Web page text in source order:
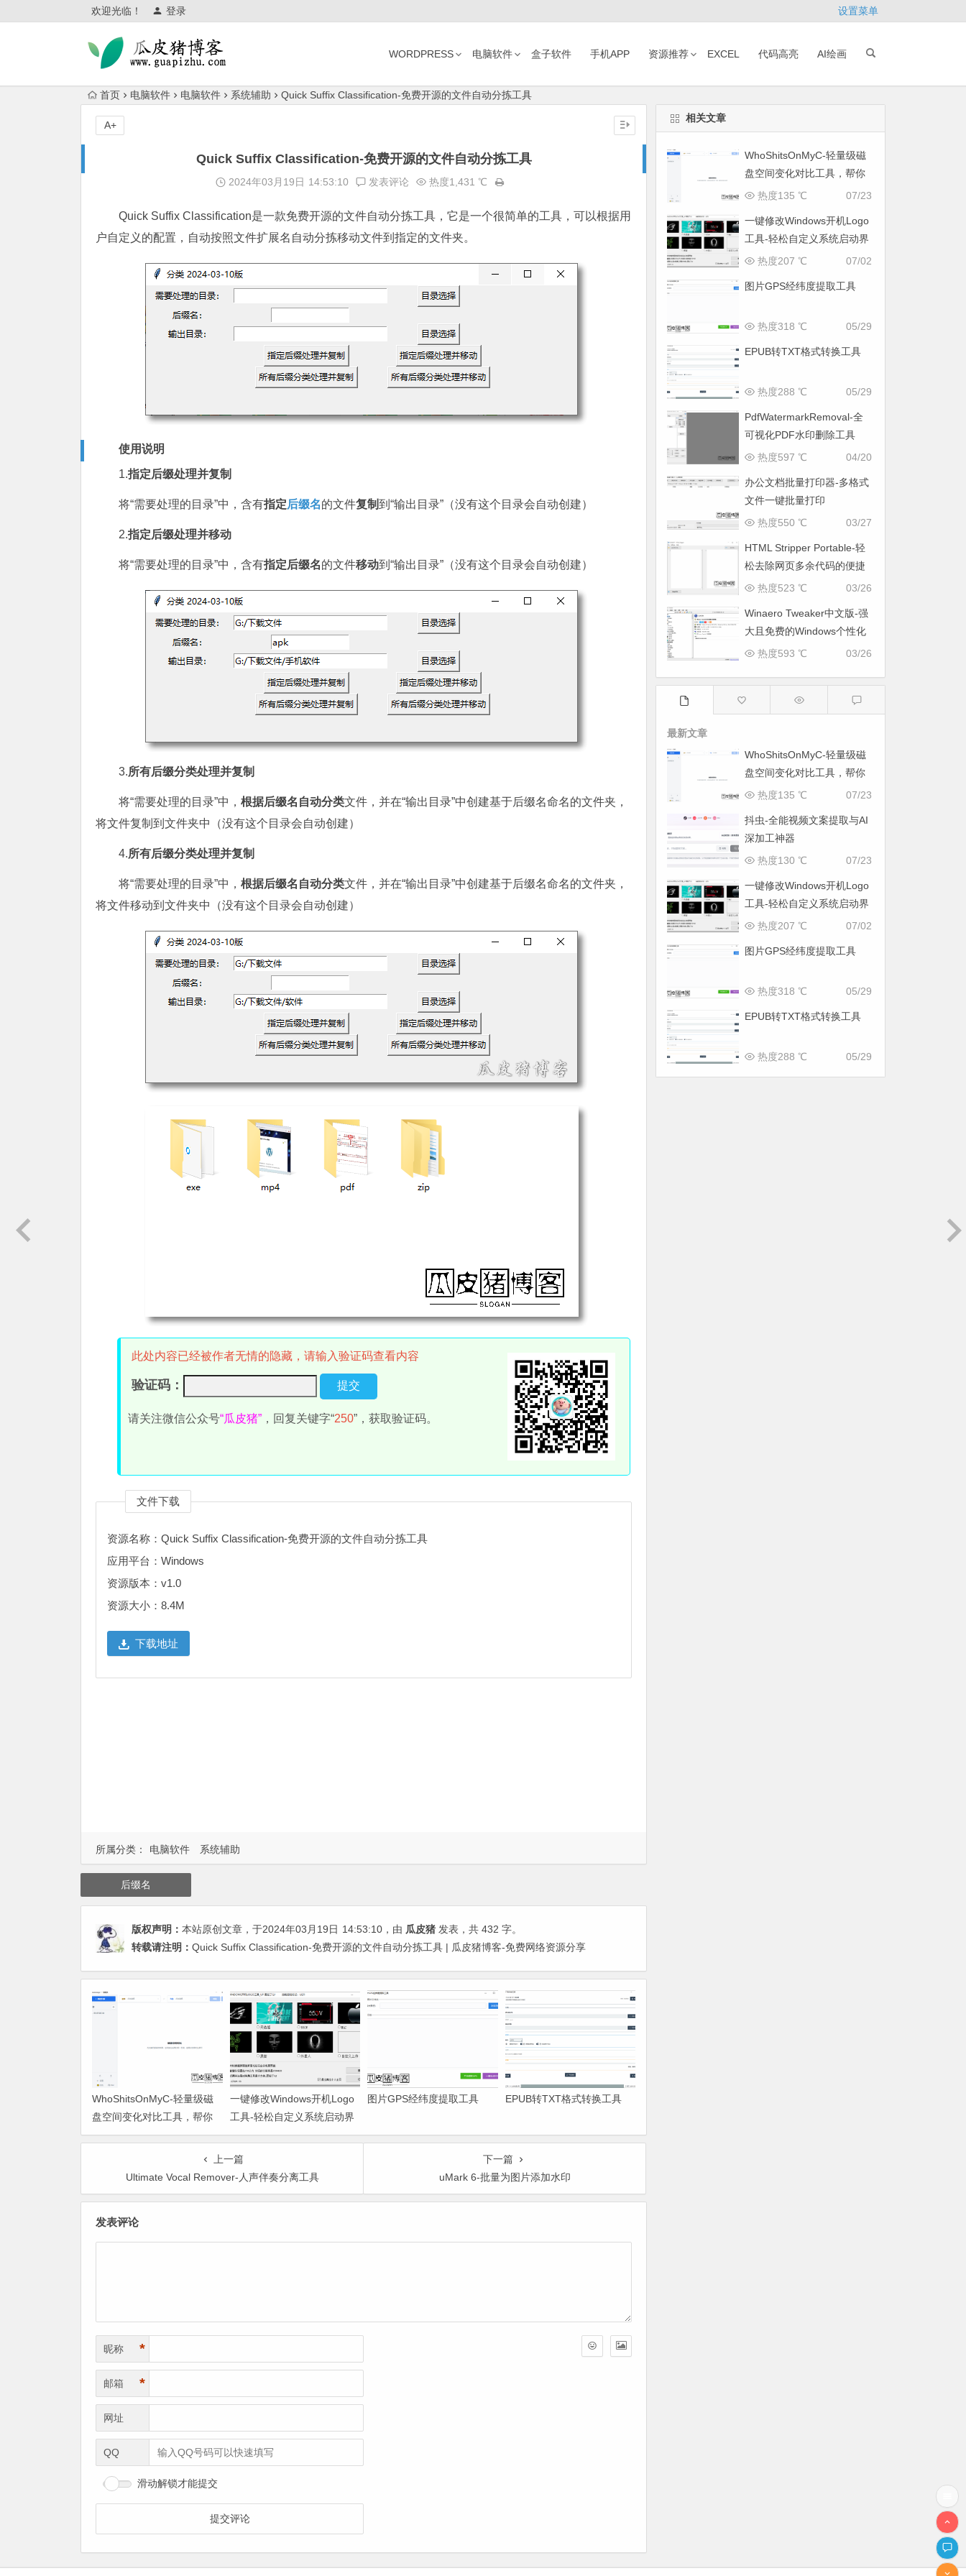
欢迎光临！ 登录 设置菜单
WORDPRESS 电脑软件 盒子软件 手机APP 资源推荐 EXCEL 代码高亮 AI绘画
首页 电脑软件 电脑软件 系统辅助 Quick Suffix Classification-免费开源的文件自动分拣工具
Quick Suffix Classification-免费开源的文件自动分拣工具
2024年03月19日 14:53:10 发表评论 热度1,431 ℃
Quick Suffix Classification是一款免费开源的文件自动分拣工具，它是一个很简单的工具，可以根据用
户自定义的配置，自动按照文件扩展名自动分拣移动文件到指定的文件夹。
使用说明
1.指定后缀处理并复制
将“需要处理的目录”中，含有指定后缀名的文件复制到“输出目录”（没有这个目录会自动创建）
2.指定后缀处理并移动
将“需要处理的目录”中，含有指定后缀名的文件移动到“输出目录”（没有这个目录会自动创建）
3.所有后缀分类处理并复制
将“需要处理的目录”中， 根据后缀名自动分类文件，并在“输出目录”中创建基于后缀名命名的文件夹，
将文件复制到文件夹中（没有这个目录会自动创建）
4.所有后缀分类处理并复制
将“需要处理的目录”中， 根据后缀名自动分类文件，并在“输出目录”中创建基于后缀名命名的文件夹，
将文件移动到文件夹中（没有这个目录会自动创建）
此处内容已经被作者无情的隐藏，请输入验证码查看内容
验证码：
请关注微信公众号“瓜皮猪” ，回复关键字“250”，获取验证码。
文件下载
资源名称：Quick Suffix Classification-免费开源的文件自动分拣工具
应用平台：Windows
资源版本：v1.0
资源大小：8.4M
下载地址
A+
所属分类： 电脑软件 系统辅助
后缀名
版权声明： 本站原创文章，于2024年03月19日 14:53:10 ，由 瓜皮猪 发表，共 432 字。
转载请注明： Quick Suffix Classification-免费开源的文件自动分拣工具 | 瓜皮猪博客-免费网络资源分享
WhoShitsOnMyC-轻量级磁
盘空间变化对比工具，帮你
找出“吃掉”空间的罪魁祸首
一键修改Windows开机Logo
工具-轻松自定义系统启动界
面
图片GPS经纬度提取工具 EPUB转TXT格式转换工具
上一篇
Ultimate Vocal Remover-人声伴奏分离工具
下一篇
uMark 6-批量为图片添加水印
发表评论
昵称 *
邮箱 *
网址
QQ
滑动解锁才能提交
相关文章
WhoShitsOnMyC-轻量级磁
盘空间变化对比工具，帮你
找出“吃掉”空间的罪魁祸首
07/23
热度135 ℃
一键修改Windows开机Logo
工具-轻松自定义系统启动界
面
07/02
热度207 ℃
图片GPS经纬度提取工具
05/29
热度318 ℃
EPUB转TXT格式转换工具
05/29
热度288 ℃
PdfWatermarkRemoval-全
可视化PDF水印删除工具
04/20
热度597 ℃
办公文档批量打印器-多格式
文件一键批量打印
03/27
热度550 ℃
HTML Stripper Portable-轻
松去除网页多余代码的便捷
工具
03/26
热度523 ℃
Winaero Tweaker中文版-强
大且免费的Windows个性化
与系统优化工具
03/26
热度593 ℃
最新文章
WhoShitsOnMyC-轻量级磁
盘空间变化对比工具，帮你
找出“吃掉”空间的罪魁祸首
07/23
热度135 ℃
抖虫-全能视频文案提取与AI
深加工神器
07/23
热度130 ℃
一键修改Windows开机Logo
工具-轻松自定义系统启动界
面
07/02
热度207 ℃
图片GPS经纬度提取工具
05/29
热度318 ℃
EPUB转TXT格式转换工具
05/29
热度288 ℃